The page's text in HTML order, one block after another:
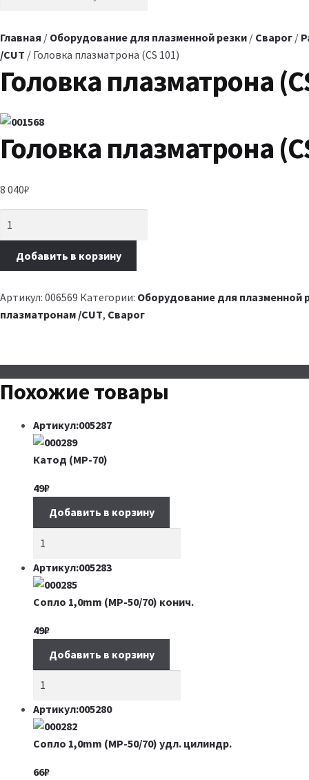
Главная / Оборудование для плазменной резки / Сварог /
/CUT / Головка плазматрона (CS 101)
Головка плазматрона
Головка плазматрона
8 040₽
Добавить в корзину
Артикул: 006569 Категории: Оборудование для плазменной
плазматронам /CUT, Сварог
Похожие товары
Артикул:005287
Катод (МР-70)
49₽
Добавить в корзину
Артикул:005283
Сопло 1,0mm (MP-50/70) конич.
49₽
Добавить в корзину
Артикул:005280
Сопло 1,0mm (MP-50/70) удл. цилиндр.
66₽